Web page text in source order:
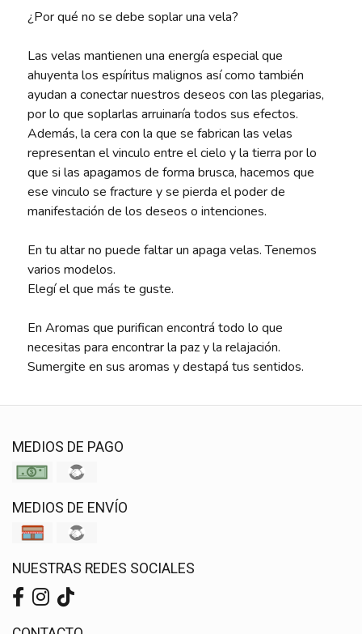
¿Por qué no se debe soplar una vela?
Las velas mantienen una energía especial que
ahuyenta los espíritus malignos así como también
ayudan a conectar nuestros deseos con las plegarias,
por lo que soplarlas arruinaría todos sus efectos.
Además, la cera con la que se fabrican las velas
representan el vinculo entre el cielo y la tierra por lo
que si las apagamos de forma brusca, hacemos que
ese vinculo se fracture y se pierda el poder de
manifestación de los deseos o intenciones.
En tu altar no puede faltar un apaga velas. Tenemos
varios modelos.
Elegí el que más te guste.
En Aromas que purifican encontrá todo lo que
necesitas para encontrar la paz y la relajación.
Sumergite en sus aromas y destapá tus sentidos.
MEDIOS DE PAGO
MEDIOS DE ENVÍO
NUESTRAS REDES SOCIALES